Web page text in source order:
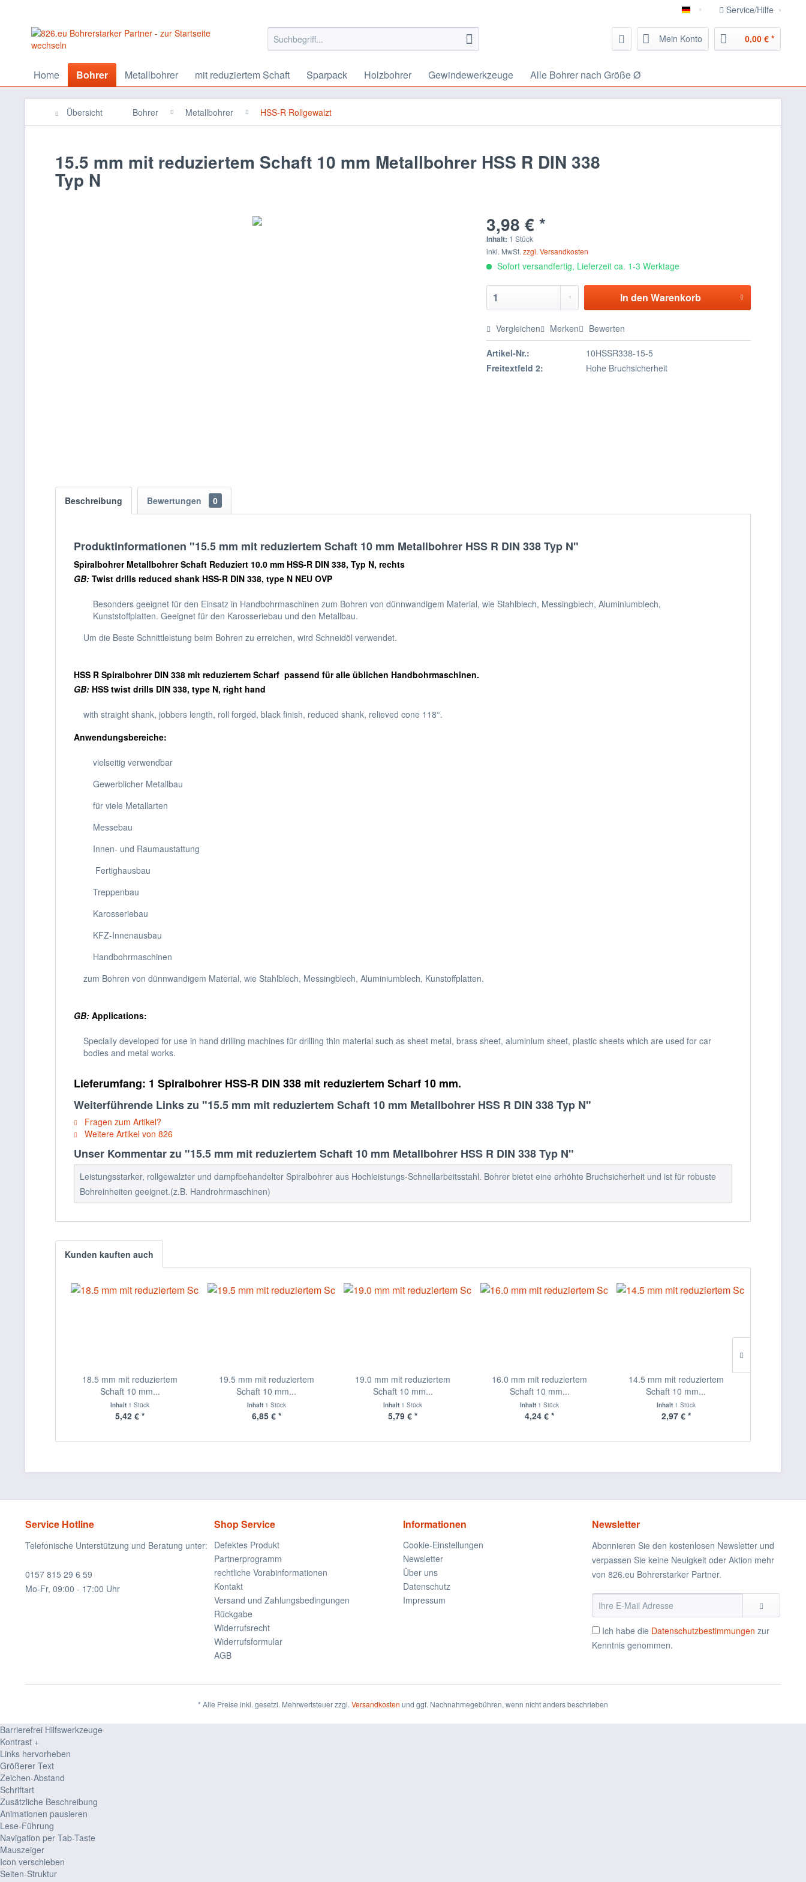
826.eu Handwerker Portal
Service/Hilfe
Mein Konto 0,00 € *
Home Bohrer Metallbohrer mit reduziertem Schaft Sparpack Holzbohrer Gewindewerkzeuge Alle Bohrer nach Größe Ø
Übersicht Bohrer Metallbohrer HSS-R Rollgewalzt
15.5 mm mit reduziertem Schaft 10 mm Metallbohrer HSS R DIN 338
Typ N
3,98 € *
Inhalt: 1 Stück
inkl. MwSt.zzgl. Versandkosten
Sofort versandfertig, Lieferzeit ca. 1-3 Werktage
In den Warenkorb
Vergleichen Merken Bewerten
Artikel-Nr.:
10HSSR338-15-5
Freitextfeld 2:
Hohe Bruchsicherheit
Beschreibung Bewertungen 0
Produktinformationen "15.5 mm mit reduziertem Schaft 10 mm Metallbohrer HSS R DIN 338 Typ N"
Spiralbohrer Metallbohrer Schaft Reduziert 10.0 mm HSS-R DIN 338, Typ N, rechts
GB: Twist drills reduced shank HSS-R DIN 338, type N NEU OVP
Besonders geeignet für den Einsatz in Handbohrmaschinen zum Bohren von dünnwandigem Material, wie Stahlblech, Messingblech, Aluminiumblech,
Kunststoffplatten. Geeignet für den Karosseriebau und den Metallbau.
Um die Beste Schnittleistung beim Bohren zu erreichen, wird Schneidöl verwendet.
HSS R Spiralbohrer DIN 338 mit reduziertem Scharf passend für alle üblichen Handbohrmaschinen.
GB: HSS twist drills DIN 338, type N, right hand
with straight shank, jobbers length, roll forged, black finish, reduced shank, relieved cone 118°.
Anwendungsbereiche:
vielseitig verwendbar
Gewerblicher Metallbau
für viele Metallarten
Messebau
Innen- und Raumaustattung
Fertighausbau
Treppenbau
Karosseriebau
KFZ-Innenausbau
Handbohrmaschinen
zum Bohren von dünnwandigem Material, wie Stahlblech, Messingblech, Aluminiumblech, Kunstoffplatten.
GB: Applications:
Specially developed for use in hand drilling machines für drilling thin material such as sheet metal, brass sheet, aluminium sheet, plastic sheets which are used for car
bodies and metal works.
Lieferumfang: 1 Spiralbohrer HSS-R DIN 338 mit reduziertem Scharf 10 mm.
Weiterführende Links zu "15.5 mm mit reduziertem Schaft 10 mm Metallbohrer HSS R DIN 338 Typ N"
Fragen zum Artikel?
Weitere Artikel von 826
Unser Kommentar zu "15.5 mm mit reduziertem Schaft 10 mm Metallbohrer HSS R DIN 338 Typ N"
Leistungsstarker, rollgewalzter und dampfbehandelter Spiralbohrer aus Hochleistungs-Schnellarbeitsstahl. Bohrer bietet eine erhöhte Bruchsicherheit und ist für robuste
Bohreinheiten geeignet.(z.B. Handrohrmaschinen)
Kunden kauften auch
18.5 mm mit reduziertem
Schaft 10 mm...
Inhalt 1 Stück
5,42 € *
19.5 mm mit reduziertem
Schaft 10 mm...
Inhalt 1 Stück
6,85 € *
19.0 mm mit reduziertem
Schaft 10 mm...
Inhalt 1 Stück
5,79 € *
16.0 mm mit reduziertem
Schaft 10 mm...
Inhalt 1 Stück
4,24 € *
14.5 mm mit reduziertem
Schaft 10 mm...
Inhalt 1 Stück
2,97 € *
Service Hotline
Telefonische Unterstützung und Beratung unter:
0157 815 29 6 59
Mo-Fr, 09:00 - 17:00 Uhr
Shop Service
Defektes Produkt
Partnerprogramm
rechtliche Vorabinformationen
Kontakt
Versand und Zahlungsbedingungen
Rückgabe
Widerrufsrecht
Widerrufsformular
AGB
Informationen
Cookie-Einstellungen
Newsletter
Über uns
Datenschutz
Impressum
Newsletter
Abonnieren Sie den kostenlosen Newsletter und
verpassen Sie keine Neuigkeit oder Aktion mehr
von 826.eu Bohrerstarker Partner.
Ich habe die Datenschutzbestimmungen zur
Kenntnis genommen.
* Alle Preise inkl. gesetzl. Mehrwertsteuer zzgl. Versandkosten und ggf. Nachnahmegebühren, wenn nicht anders beschrieben
Barrierefrei Hilfswerkzeuge
Kontrast +
Links hervorheben
Größerer Text
Zeichen-Abstand
Schriftart
Zusätzliche Beschreibung
Animationen pausieren
Lese-Führung
Navigation per Tab-Taste
Mauszeiger
Icon verschieben
Seiten-Struktur